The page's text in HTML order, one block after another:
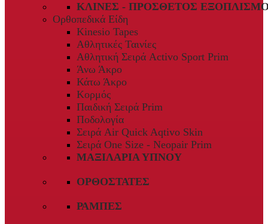
ΚΛΊΝΕΣ - ΠΡΌΣΘΕΤΟΣ
Ορθοπεδικά Είδη
Kinesio Tapes
Αθλητικές Ταινίες
Αθλητική Σειρά Activo Sport Prim
Άνω Άκρο
Κάτω Άκρο
Κορμός
Παιδική Σειρά Prim
Ποδολογία
Σειρά Air Quick Aqtivo Skin
Σειρά One Size - Neopair Prim
ΜΑΞΙΛΆΡΙΑ ΎΠΝΟΥ
ΟΡΘΟΣΤΆΤΕΣ
ΡΆΜΠΕΣ